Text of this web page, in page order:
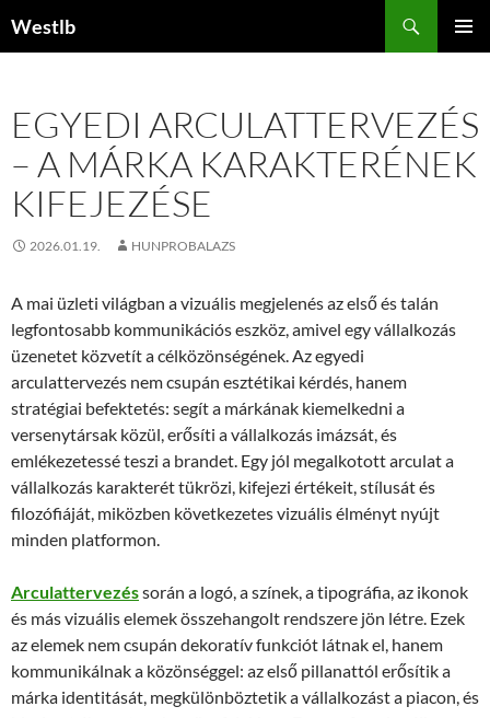
Westlb
EGYEDI ARCULATTERVEZÉS
– A MÁRKA KARAKTERÉNEK
KIFEJEZÉSE
2026.01.19. HUNPROBALAZS
A mai üzleti világban a vizuális megjelenés az első és talán
legfontosabb kommunikációs eszköz, amivel egy vállalkozás
üzenetet közvetít a célközönségének. Az egyedi
arculattervezés nem csupán esztétikai kérdés, hanem
stratégiai befektetés: segít a márkának kiemelkedni a
versenytársak közül, erősíti a vállalkozás imázsát, és
emlékezetessé teszi a brandet. Egy jól megalkotott arculat a
vállalkozás karakterét tükrözi, kifejezi értékeit, stílusát és
filozófiáját, miközben következetes vizuális élményt nyújt
minden platformon.
Arculattervezéssorán a logó, a színek, a tipográfia, az ikonok
és más vizuális elemek összehangolt rendszere jön létre. Ezek
az elemek nem csupán dekoratív funkciót látnak el, hanem
kommunikálnak a közönséggel: az első pillanattól erősítik a
márka identitását, megkülönböztetik a vállalkozást a piacon, és